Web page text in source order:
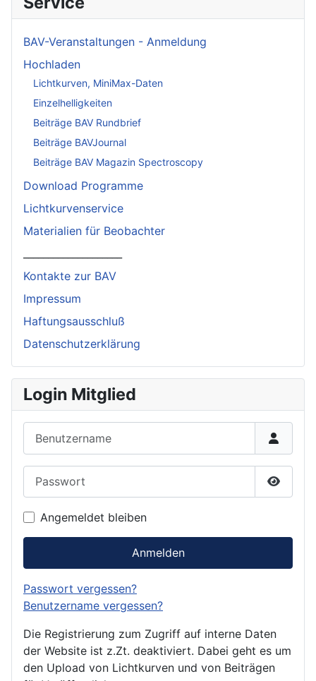
BAV-Veranstaltungen - Anmeldung
Hochladen
Lichtkurven, MiniMax-Daten
Einzelhelligkeiten
Beiträge BAV Rundbrief
Beiträge BAVJournal
Beiträge BAV Magazin Spectroscopy
Download Programme
Lichtkurvenservice
Materialien für Beobachter
Kontakte zur BAV
Impressum
Haftungsausschluß
Datenschutzerklärung
Login Mitglied
Angemeldet bleiben
Anmelden
Passwort vergessen?
Benutzername vergessen?
Die Registrierung zum Zugriff auf interne Daten
der Website ist z.Zt. deaktiviert. Dabei geht es um
den Upload von Lichtkurven und von Beiträgen